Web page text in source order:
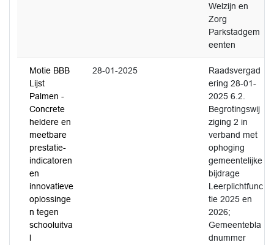
Welzijn en
Zorg
Parkstadgem
eenten
Motie BBB
Lijst
Palmen -
Concrete
heldere en
meetbare
prestatie-
indicatoren
en
innovatieve
oplossinge
n tegen
schooluitva
l
28-01-2025
Raadsvergad
ering 28-01-
2025 6.2.
Begrotingswij
ziging 2 in
verband met
ophoging
gemeentelijke
bijdrage
Leerplichtfunc
tie 2025 en
2026;
Gemeentebla
dnummer